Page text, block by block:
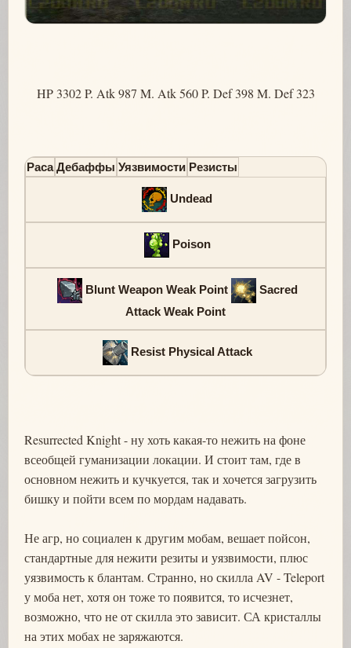
HP 3302 P. Atk 987 M. Atk 560 P. Def 398 M. Def 323
Раса Дебаффы Уязвимости Резисты
Undead
Poison
Blunt Weapon Weak Point
Sacred
Attack Weak Point
Resist Physical Attack
Resurrected Knight - ну хоть какая-то нежить на фоне
всеобщей гуманизации локации. И стоит там, где в
основном нежить и кучкуется, так и хочется загрузить
бишку и пойти всем по мордам надавать.
Не агр, но социален к другим мобам, вешает пойсон,
стандартные для нежити резиты и уязвимости, плюс
уязвимость к блантам. Странно, но скилла AV - Teleport
у моба нет, хотя он тоже то появится, то исчезнет,
возможно, что не от скилла это зависит. СА кристаллы
на этих мобах не заряжаются.